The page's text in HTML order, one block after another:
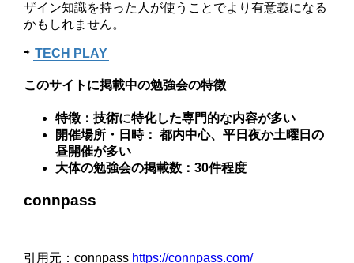
ザイン知識を持った人が使うことでより有意義になる
かもしれません。
⇨ TECH PLAY
このサイトに掲載中の勉強会の特徴
特徴：技術に特化した専門的な内容が多い
開催場所・日時： 都内中心、平日夜か土曜日の
昼開催が多い
大体の勉強会の掲載数：30件程度
connpass
引用元：connpass https://connpass.com/